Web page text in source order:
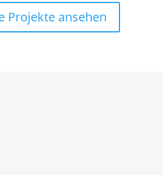
Projekte ansehen